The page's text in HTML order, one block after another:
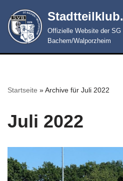
Zum
Inhalt
Stadtteilklub.
Offizielle Website der SG
Bachem/Walporzheim
Startseite »Archive für Juli 2022
Juli 2022